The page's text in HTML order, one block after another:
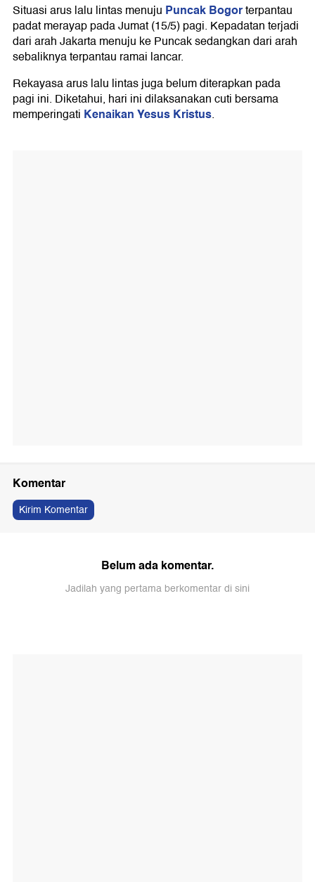
Situasi arus lalu lintas menuju Puncak Bogorterpantau
padat merayap pada Jumat (15/5) pagi. Kepadatan terjadi
dari arah Jakarta menuju ke Puncak sedangkan dari arah
sebaliknya terpantau ramai lancar.
Rekayasa arus lalu lintas juga belum diterapkan pada
pagi ini. Diketahui, hari ini dilaksanakan cuti bersama
memperingati Kenaikan Yesus Kristus.
Komentar
Kirim Komentar
Belum ada komentar.
Jadilah yang pertama berkomentar di sini